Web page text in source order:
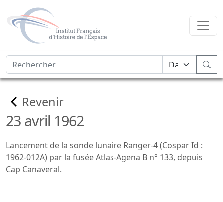
Revenir
23 avril 1962
Lancement de la sonde lunaire Ranger-4 (Cospar Id :
1962-012A) par la fusée Atlas-Agena B n° 133, depuis
Cap Canaveral.